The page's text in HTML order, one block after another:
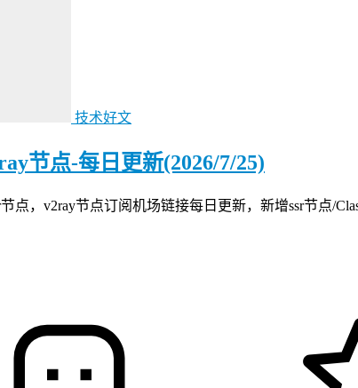
技术好文
节点-每日更新(2026/7/25)
，v2ray节点订阅机场链接每日更新，新增ssr节点/